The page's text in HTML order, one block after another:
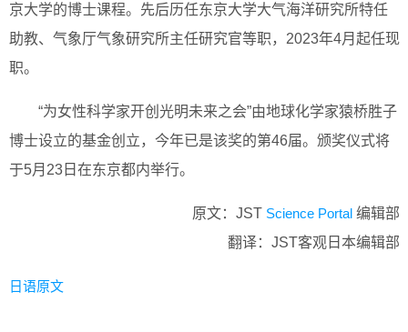
京大学的博士课程。先后历任东京大学大气海洋研究所特任
助教、气象厅气象研究所主任研究官等职，2023年4月起任现
职。
“为女性科学家开创光明未来之会”由地球化学家猿桥胜子
博士设立的基金创立，今年已是该奖的第46届。颁奖仪式将
于5月23日在东京都内举行。
原文：JST Science Portal 编辑部
翻译：JST客观日本编辑部
日语原文